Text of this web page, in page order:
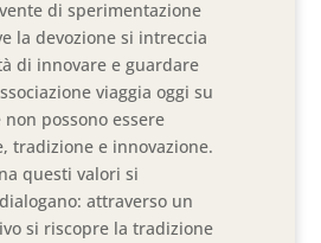
di sperimentazione
la devozione si intreccia
di innovare e guardare
viaggia oggi su
possono essere
tradizione e innovazione.
questi valori si
attraverso un
si riscopre la tradizione